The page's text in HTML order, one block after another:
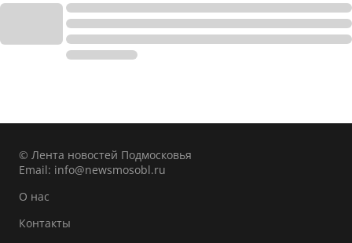
© Лента новостей Подмосковья
Email: info@newsmosobl.ru
О нас
Контакты